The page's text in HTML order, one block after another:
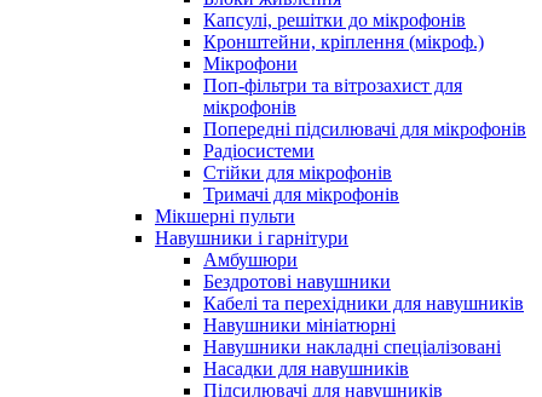
Капсулі, решітки до мікрофонів
Кронштейни, кріплення (мікроф.)
Мікрофони
Поп-фільтри та вітрозахист для
мікрофонів
Попередні підсилювачі для мікрофонів
Радіосистеми
Стійки для мікрофонів
Тримачі для мікрофонів
Мікшерні пульти
Навушники і гарнітури
Амбушюри
Бездротові навушники
Кабелі та перехідники для навушників
Навушники мініатюрні
Навушники накладні спеціалізовані
Насадки для навушників
Підсилювачі для навушників